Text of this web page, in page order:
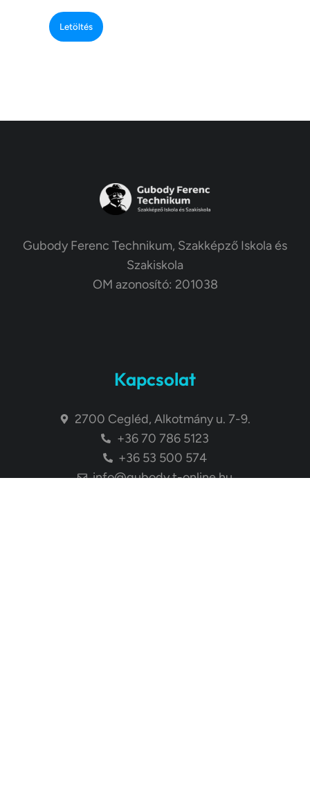
Letöltés
Gubody Ferenc Technikum, Szakképző Iskola és
Szakiskola
OM azonosító: 201038
Kapcsolat
2700 Cegléd, Alkotmány u. 7-9.
+36 70 786 5123
+36 53 500 574
info@gubody.t-online.hu